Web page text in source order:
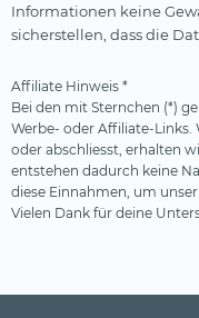
Informationen keine
sicherstellen, dass die
Affiliate Hinweis *
Bei den mit Sternchen (*)
Werbe- oder Affiliate-Links.
oder abschliesst, erhalten
entstehen dadurch keine
diese Einnahmen, um
Vielen Dank für deine